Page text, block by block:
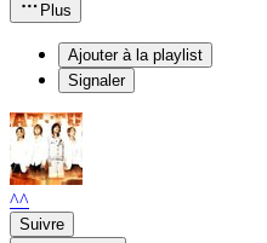
Plus
Ajouter à la playlist
Signaler
^^
Suivre